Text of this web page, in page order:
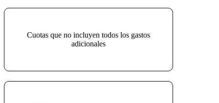
Cuotas que no incluyen todos los gastos
adicionales